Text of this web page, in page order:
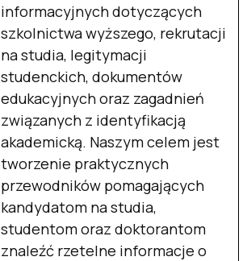
informacyjnych dotyczących
szkolnictwa wyższego, rekrutacji
na studia, legitymacji
studenckich, dokumentów
edukacyjnych oraz zagadnień
związanych z identyfikacją
akademicką. Naszym celem jest
tworzenie praktycznych
przewodników pomagających
kandydatom na studia,
studentom oraz doktorantom
znaleźć rzetelne informacje o